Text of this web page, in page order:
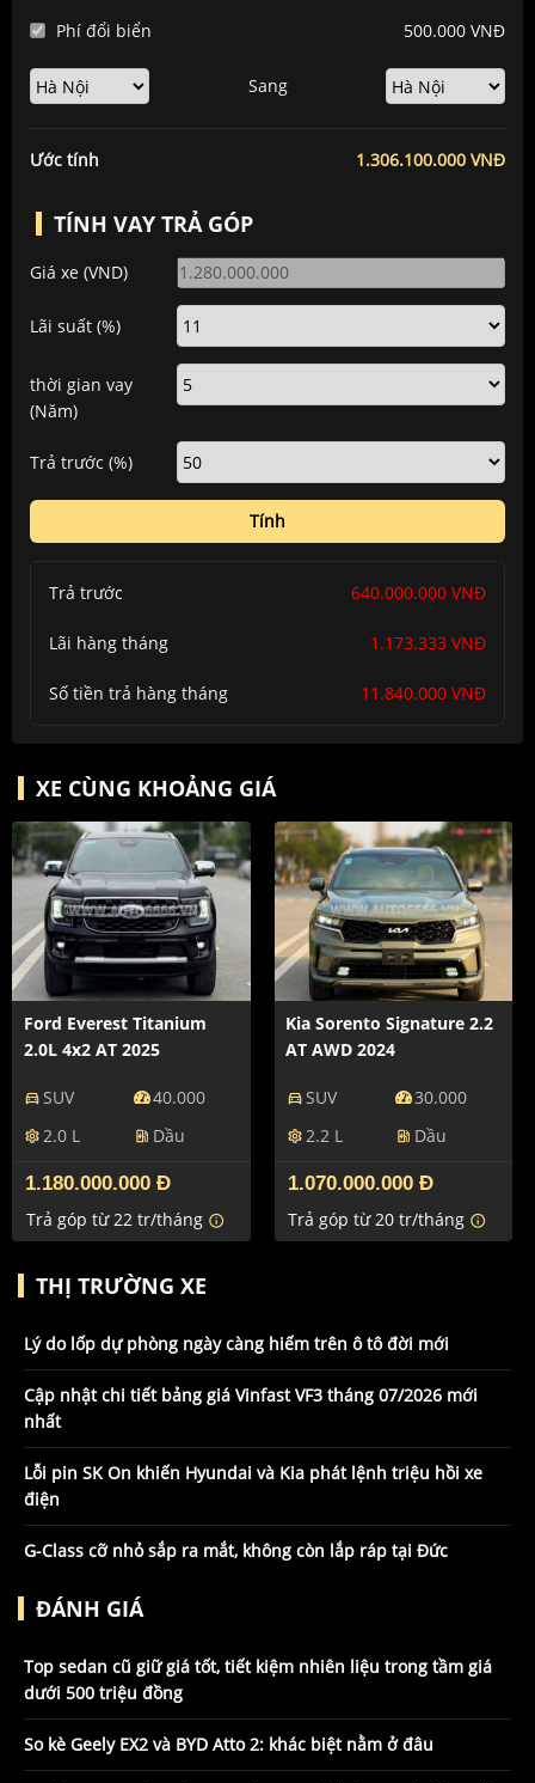
Phí đổi biển 500.000 VNĐ
Sang
Ước tính 1.306.100.000 VNĐ
TÍNH VAY TRẢ GÓP
Giá xe (VND)
Lãi suất (%)
thời gian vay
(Năm)
Trả trước (%)
Tính
Trả trước 640.000.000 VNĐ
Lãi hàng tháng 1.173.333 VNĐ
Số tiền trả hàng tháng 11.840.000 VNĐ
XE CÙNG KHOẢNG GIÁ
Ford Everest Titanium
2.0L 4x2 AT 2025
directions_car SUV 40.000
settings 2.0 L ev_station Dầu
1.180.000.000 Đ
Trả góp từ 22 tr/tháng info
Kia Sorento Signature 2.2
AT AWD 2024
directions_car SUV 30.000
settings 2.2 L ev_station Dầu
1.070.000.000 Đ
Trả góp từ 20 tr/tháng info
THỊ TRƯỜNG XE
Lý do lốp dự phòng ngày càng hiếm trên ô tô đời mới
Cập nhật chi tiết bảng giá Vinfast VF3 tháng 07/2026 mới
nhất
Lỗi pin SK On khiến Hyundai và Kia phát lệnh triệu hồi xe
điện
G-Class cỡ nhỏ sắp ra mắt, không còn lắp ráp tại Đức
ĐÁNH GIÁ
Top sedan cũ giữ giá tốt, tiết kiệm nhiên liệu trong tầm giá
dưới 500 triệu đồng
So kè Geely EX2 và BYD Atto 2: khác biệt nằm ở đâu